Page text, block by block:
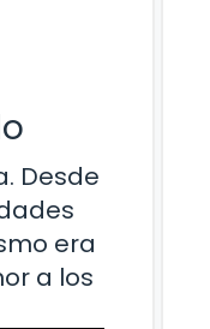
Desde
era
a los